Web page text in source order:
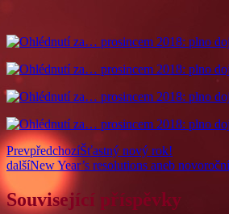
PrevpředchozíŠťastný nový rok!
dalšíNew Year’s resolutions aneb
Související příspěvky